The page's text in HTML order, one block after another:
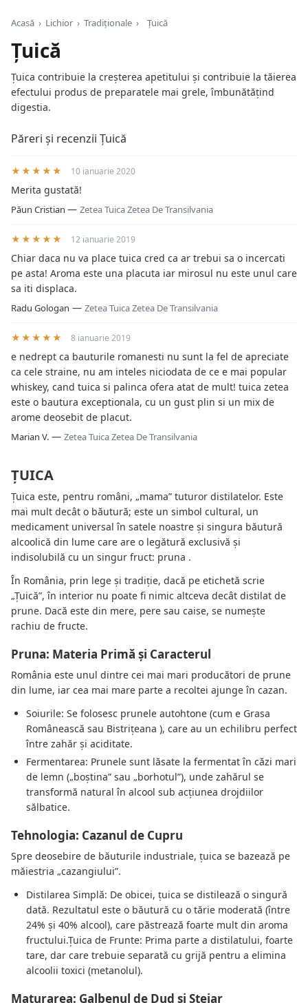
Acasă › Lichior › Tradiționale › Țuică
Țuică
Țuica contribuie la creșterea apetitului și contribuie la tăierea
efectului produs de preparatele mai grele, îmbunătățind
digestia.
Păreri și recenzii Țuică
★★★★★ 10 ianuarie 2020
Merita gustată!
Păun Cristian — Zetea Tuica Zetea De Transilvania
★★★★★ 12 ianuarie 2019
Chiar daca nu va place tuica cred ca ar trebui sa o incercati
pe asta! Aroma este una placuta iar mirosul nu este unul care
sa iti displaca.
Radu Gologan — Zetea Tuica Zetea De Transilvania
★★★★★ 8 ianuarie 2019
e nedrept ca bauturile romanesti nu sunt la fel de apreciate
ca cele straine, nu am inteles niciodata de ce e mai popular
whiskey, cand tuica si palinca ofera atat de mult! tuica zetea
este o bautura exceptionala, cu un gust plin si un mix de
arome deosebit de placut.
Marian V. — Zetea Tuica Zetea De Transilvania
ȚUICA
Țuica este, pentru români, „mama” tuturor distilatelor. Este
mai mult decât o băutură; este un simbol cultural, un
medicament universal în satele noastre și singura băutură
alcoolică din lume care are o legătură exclusivă și
indisolubilă cu un singur fruct: pruna .
În România, prin lege și tradiție, dacă pe etichetă scrie
„Țuică”, în interior nu poate fi nimic altceva decât distilat de
prune. Dacă este din mere, pere sau caise, se numește
rachiu de fructe.
Pruna: Materia Primă și Caracterul
România este unul dintre cei mai mari producători de prune
din lume, iar cea mai mare parte a recoltei ajunge în cazan.
Soiurile: Se folosesc prunele autohtone (cum e Grasa
Românească sau Bistrițeana ), care au un echilibru perfect
între zahăr și aciditate.
Fermentarea: Prunele sunt lăsate la fermentat în căzi mari
de lemn („boștina” sau „borhotul”), unde zahărul se
transformă natural în alcool sub acțiunea drojdiilor
sălbatice.
Tehnologia: Cazanul de Cupru
Spre deosebire de băuturile industriale, țuica se bazează pe
măiestria „cazangiului”.
Distilarea Simplă: De obicei, țuica se distilează o singură
dată. Rezultatul este o băutură cu o tărie moderată (între
24% și 40% alcool), care păstrează foarte mult din aroma
fructului.Țuica de Frunte: Prima parte a distilatului, foarte
tare, dar care trebuie separată cu grijă pentru a elimina
alcoolii toxici (metanolul).
Maturarea: Galbenul de Dud și Stejar